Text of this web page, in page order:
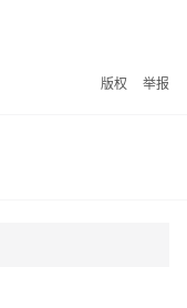
版权 举报